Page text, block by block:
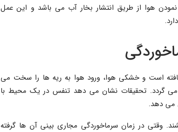
هوا از طریق انتشار بخار آب می باشد و این عمل
است و خشکی هوا، ورود هوا به ریه ها را سخت می
می گردد. تحقیقات نشان می دهد تنفس در یک محیط با
وقتی در زمان سرماخوردگی مجاری بینی آن ها گرفته